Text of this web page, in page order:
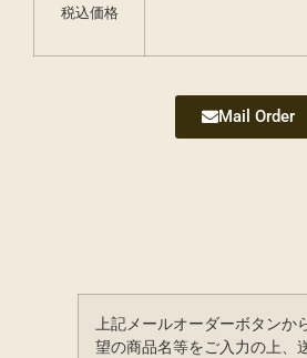
税込価格
Mail Order
上記メールオーダーボタンか
望の商品名等をご入力の上、